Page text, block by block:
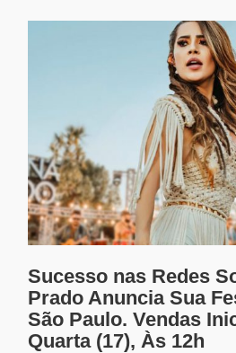
Sucesso nas Redes
Prado Anuncia Sua
São Paulo. Vendas
Quarta (17), Às 12h